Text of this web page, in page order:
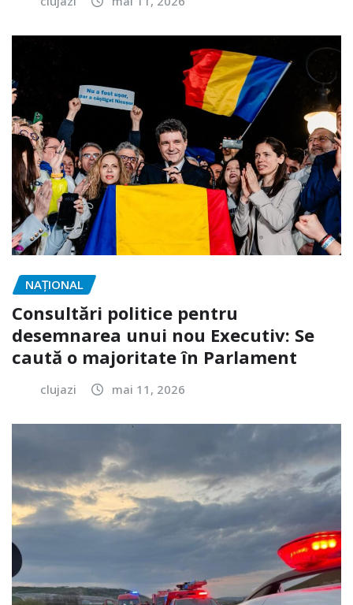
NAŢIONAL
Consultări politice pentru
desemnarea unui nou Executiv: Se
caută o majoritate în Parlament
clujazi mai 11, 2026